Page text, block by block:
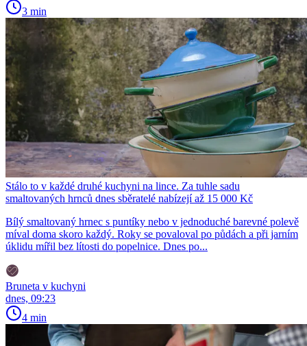
3 min
Stálo to v každé druhé kuchyni na lince. Za tuhle sadu
smaltovaných hrnců dnes sběratelé nabízejí až 15 000 Kč
Bílý smaltovaný hrnec s puntíky nebo v jednoduché barevné polevě
míval doma skoro každý. Roky se povaloval po půdách a při jarním
úklidu mířil bez lítosti do popelnice. Dnes po...
Bruneta v kuchyni
dnes, 09:23
4 min